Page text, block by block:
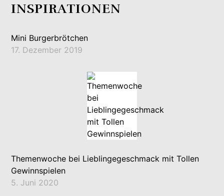
INSPIRATIONEN
Mini Burgerbrötchen
17. Dezember 2019
Themenwoche bei Lieblingegeschmack mit Tollen
Gewinnspielen
5. Juni 2020